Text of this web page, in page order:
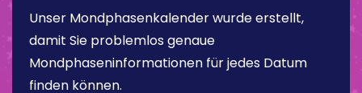
Unser Mondphasenkalender wurde erstellt,
damit Sie problemlos genaue
Mondphaseninformationen für jedes Datum
finden können.